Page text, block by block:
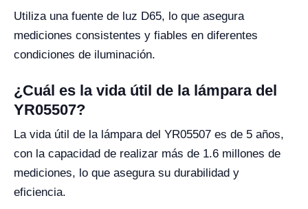
Utiliza una fuente de luz D65, lo que asegura
mediciones consistentes y fiables en diferentes
condiciones de iluminación.
¿Cuál es la vida útil de la lámpara del
YR05507?
La vida útil de la lámpara del YR05507 es de 5 años,
con la capacidad de realizar más de 1.6 millones de
mediciones, lo que asegura su durabilidad y
eficiencia.